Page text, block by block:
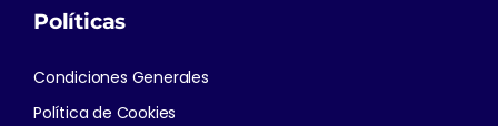
Políticas
Condiciones Generales
Política de Cookies